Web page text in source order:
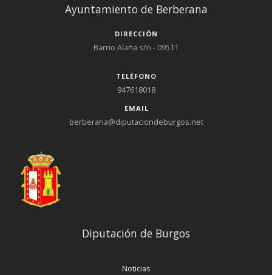
Ayuntamiento de Berberana
DIRECCIÓN
Barrio Alaña s/n - 09511
TELÉFONO
947618018
EMAIL
berberana@diputaciondeburgos.net
Diputación de Burgos
Noticias